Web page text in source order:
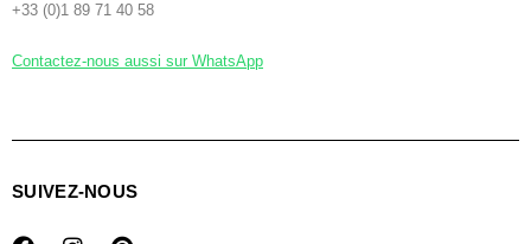
+33 (0)1 89 71 40 58
Contactez-nous aussi sur WhatsApp
SUIVEZ-NOUS